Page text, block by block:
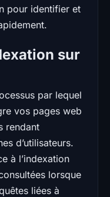
pour identifier et
sur
par lequel
vos pages web
rendant
d’utilisateurs.
à l’indexation
lorsque
liées à